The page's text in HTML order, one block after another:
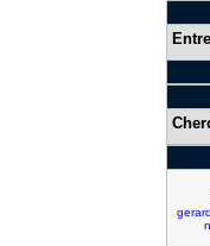
gerard